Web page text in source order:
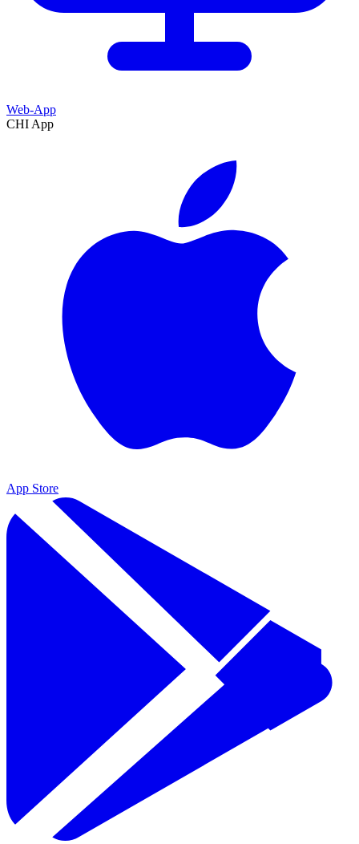
Web-App
CHI App
App Store